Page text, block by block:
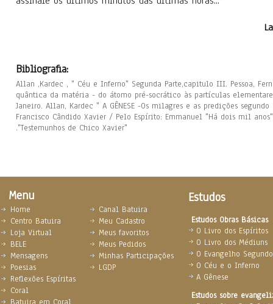
Bibliografia:
Allan ,Kardec , " Céu e Inferno" Segunda Parte,capitulo III. Pessoa,
quântica da matéria - do átomo pré-socrático às partículas
Janeiro. Allan, Kardec " A GÊNESE -Os milagres e as predições
Francisco Cândido Xavier / Pelo Espírito: Emmanuel "Há dois mil
."Testemunhos de Chico Xavier"
Menu Estudos
Estudos Obras Básicas
O Livro dos Espíritos
O Livro dos Médiuns
O Evangelho
O Céu e o Inferno
A Gênese
Estudos sobre
Home
Centro Batuira
Loja Virtual
BELE
Mensagens
Poesias
Reflexões Espíritas
Coral
Canal Batuira
Meu Cadastro
Meus favoritos
Meus Pedidos
Minhas Participações
LGDP